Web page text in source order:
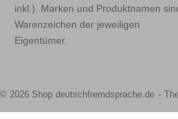
inkl.). Marken und Produktnamen
Warenzeichen der jeweiligen
Eigentümer.
2026 Shop deutschfremdsprache.de